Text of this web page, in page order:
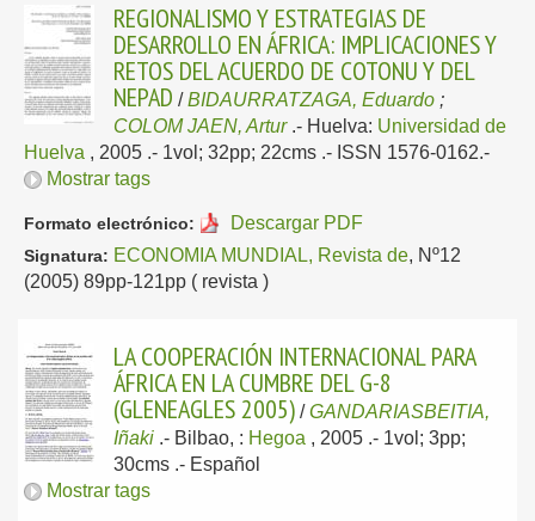
REGIONALISMO Y ESTRATEGIAS DE
DESARROLLO EN ÁFRICA: IMPLICACIONES Y
RETOS DEL ACUERDO DE COTONU Y DEL
NEPAD /BIDAURRATZAGA, Eduardo ;
COLOM JAEN, Artur .- Huelva: Universidad de
Huelva , 2005 .- 1vol; 32pp; 22cms .- ISSN 1576-0162.-
Mostrar tags
Formato electrónico: Descargar PDF
Signatura: ECONOMIA MUNDIAL, Revista de, Nº12
(2005) 89pp-121pp ( revista )
LA COOPERACIÓN INTERNACIONAL PARA
ÁFRICA EN LA CUMBRE DEL G-8
(GLENEAGLES 2005) /GANDARIASBEITIA,
Iñaki .- Bilbao, : Hegoa , 2005 .- 1vol; 3pp;
30cms .- Español
Mostrar tags